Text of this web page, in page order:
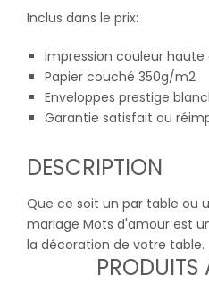
Inclus dans le prix:
Impression couleur
Papier couché 350g/m2
Enveloppes prestige
Garantie satisfait ou
DESCRIPTION
Que ce soit un par table ou
mariage Mots d'amour est
la décoration de votre table.
PRODUITS